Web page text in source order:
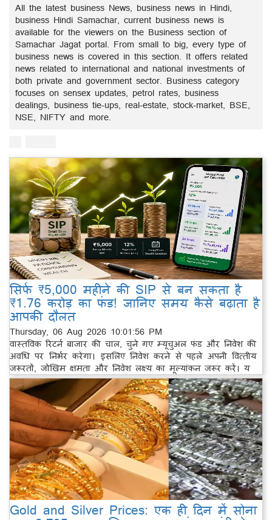
All the latest business News, business news in Hindi,
business Hindi Samachar, current business news is
available for the viewers on the Business section of
Samachar Jagat portal. From small to big, every type of
business news is covered in this section. It offers related
news related to international and national investments of
both private and government sector. Business category
focuses on sensex updates, petrol rates, business
dealings, business tie-ups, real-estate, stock-market, BSE,
NSE, NIFTY and more.
सिर्फ ₹5,000 महीने की SIP से बन सकता है
₹1.76 करोड़ का फंड! जानिए समय कैसे बढ़ाता है
आपकी दौलत
Thursday, 06 Aug 2026 10:01:56 PM
वास्तविक रिटर्न बाजार की चाल, चुने गए म्यूचुअल फंड और निवेश की
अवधि पर निर्भर करेगा। इसलिए निवेश करने से पहले अपनी वित्तीय
जरूरतों, जोखिम क्षमता और निवेश लक्ष्य का मूल्यांकन जरूर करें। य
Gold and Silver Prices: एक ही दिन में सोना